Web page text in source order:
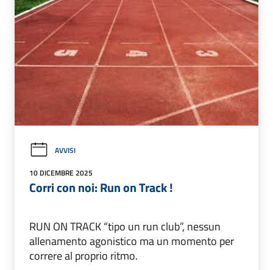
AVVISI
10 DICEMBRE 2025
Corri con noi: Run on Track !
RUN ON TRACK “tipo un run club”, nessun
allenamento agonistico ma un momento per
correre al proprio ritmo.